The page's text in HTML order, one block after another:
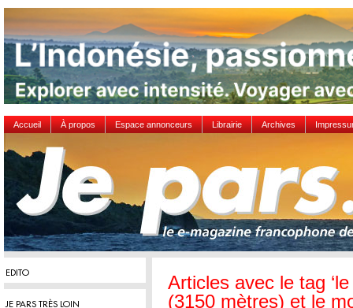
Accueil À propos Espace annonceurs Librairie Archives
EDITO
JE PARS TRÈS LOIN
Articles avec le tag
(3150 mètres) et le